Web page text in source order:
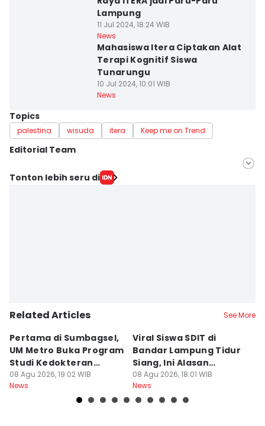
Lampung
11 Jul 2024, 18:24 WIB
News
Mahasiswa Itera Ciptakan Alat
Terapi Kognitif Siswa
Tunarungu
10 Jul 2024, 10:01 WIB
News
Topics
palestina wisuda itera Keep me on Trend
Editorial Team
Editor
Tonton lebih seru di
Related Articles See More
Pertama di Sumbagsel,
UM Metro Buka Program
Studi Kedokteran
Hewan
08 Agu 2026, 19:02 WIB
News
Viral Siswa SDIT di
Bandar Lampung Tidur
Siang, Ini Alasan
Sekolah
08 Agu 2026, 18:01 WIB
News